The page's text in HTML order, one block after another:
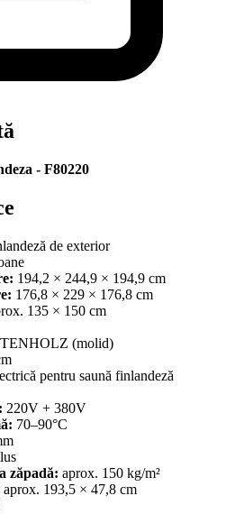
- F80220
de exterior
194,2 × 244,9 × 194,9 cm
176,8 × 229 × 176,8 cm
135 × 150 cm
(molid)
pentru saună finlandeză
220V + 380V
70–90°C
zăpadă: aprox. 150 kg/m²
aprox. 193,5 × 47,8 cm